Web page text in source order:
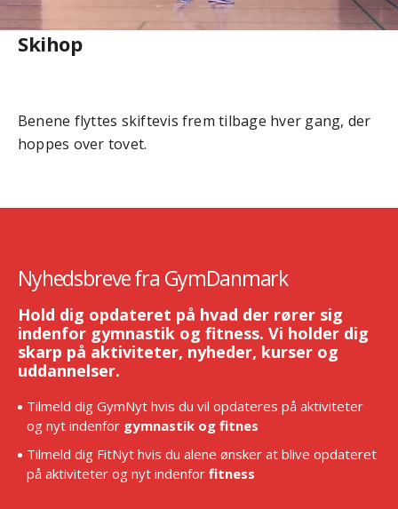
Skihop
Benene flyttes skiftevis frem tilbage hver gang, der
hoppes over tovet.
Nyhedsbreve fra GymDanmark
Hold dig opdateret på hvad der rører sig
indenfor gymnastik og fitness. Vi holder dig
skarp på aktiviteter, nyheder, kurser og
uddannelser.
Tilmeld dig GymNyt hvis du vil opdateres på aktiviteter
og nyt indenfor gymnastik og fitnes
Tilmeld dig FitNyt hvis du alene ønsker at blive opdateret
på aktiviteter og nyt indenfor fitness